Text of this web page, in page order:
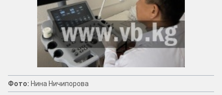
Фото: Нина Ничипорова